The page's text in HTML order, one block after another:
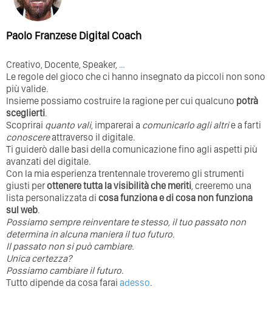
Paolo Franzese Digital Coach
Creativo, Docente, Speaker, …
Le regole del gioco che ci hanno insegnato da piccoli non sono
più valide.
Insieme possiamo costruire la ragione per cui qualcuno potrà
sceglierti.
Scoprirai quanto vali, imparerai a comunicarlo agli altrie a farti
conoscereattraverso il digitale.
Ti guiderò dalle basi della comunicazione fino agli aspetti più
avanzati del digitale.
Con la mia esperienza trentennale troveremo gli strumenti
giusti perottenere tutta la visibilità che meriti, creeremo una
lista personalizzata di cosa funziona e di cosa non funziona
sul web.
Possiamo sempre reinventare te stesso, il tuo passato non
determina in alcuna maniera il tuo futuro. ⁣
⁣Il passato non si può cambiare.
Unica certezza?
Possiamo cambiare il futuro.
Tutto dipende da cosa farai adesso.